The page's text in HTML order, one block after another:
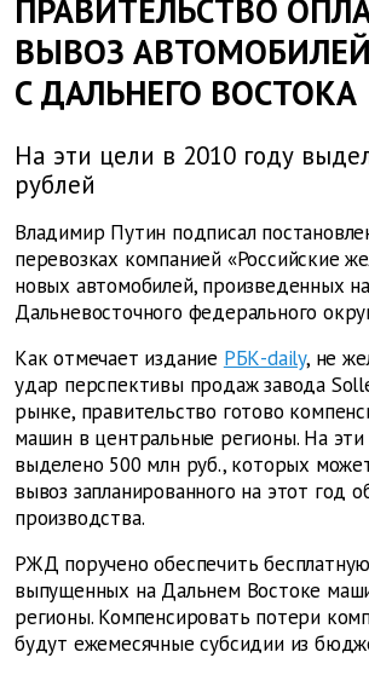
ПРАВИТЕЛЬСТВО
ВЫВОЗ АВТОМОБИЛЕЙ
С ДАЛЬНЕГО ВОСТОКА
На эти цели в 2010 году
рублей
Владимир Путин подписал
перевозках компанией «Российские
новых автомобилей, произведенных
Дальневосточного федерального
Как отмечает издание РБК-daily, не
удар перспективы продаж завода
рынке, правительство готово
машин в центральные регионы. На
выделено 500 млн руб., которых
вывоз запланированного на этот год
производства.
РЖД поручено обеспечить
выпущенных на Дальнем Востоке
регионы. Компенсировать потери
будут ежемесячные субсидии из